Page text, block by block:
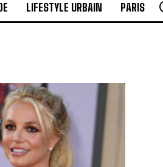
LIFESTYLE URBAIN PARIS